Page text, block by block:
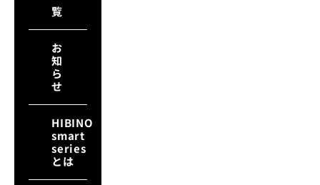
覧
お
知
ら
せ
HIBINO
smart
series
とは